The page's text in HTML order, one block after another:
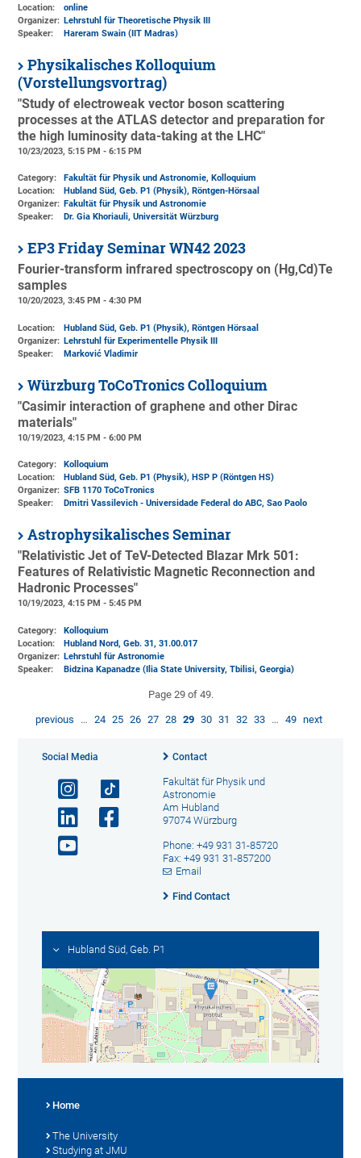
Location:
online
Organizer: Lehrstuhl für Theoretische Physik III
Speaker:
Hareram Swain (IIT Madras)
Physikalisches Kolloquium
(Vorstellungsvortrag)
"Study of electroweak vector boson scattering
processes at the ATLAS detector and preparation for
the high luminosity data-taking at the LHC"
10/23/2023, 5:15 PM - 6:15 PM
Category:
Fakultät für Physik und Astronomie, Kolloquium
Location:
Hubland Süd, Geb. P1 (Physik), Röntgen-Hörsaal
Organizer: Fakultät für Physik und Astronomie
Speaker:
Dr. Gia Khoriauli, Universität Würzburg
EP3 Friday Seminar WN42 2023
Fourier-transform infrared spectroscopy on (Hg,Cd)Te
samples
10/20/2023, 3:45 PM - 4:30 PM
Location: Hubland Süd, Geb. P1 (Physik), Röntgen Hörsaal
Organizer: Lehrstuhl für Experimentelle Physik III
Speaker:
Marković Vladimir
Würzburg ToCoTronics Colloquium
"Casimir interaction of graphene and other Dirac
materials"
10/19/2023, 4:15 PM - 6:00 PM
Category:
Kolloquium
Location:
Hubland Süd, Geb. P1 (Physik), HSP P (Röntgen HS)
Organizer: SFB 1170 ToCoTronics
Speaker:
Dmitri Vassilevich - Universidade Federal do ABC, Sao Paolo
Astrophysikalisches Seminar
"Relativistic Jet of TeV-Detected Blazar Mrk 501:
Features of Relativistic Magnetic Reconnection and
Hadronic Processes"
10/19/2023, 4:15 PM - 5:45 PM
Category:
Kolloquium
Location:
Hubland Nord, Geb. 31, 31.00.017
Organizer: Lehrstuhl für Astronomie
Speaker:
Bidzina Kapanadze (Ilia State University, Tbilisi, Georgia)
Page 29 of 49.
previous … 24 25 26 27 28 29 30 31 32 33 … 49 next
Social Media Contact
Fakultät für Physik und
Astronomie
Am Hubland
97074 Würzburg
Phone: +49 931 31-85720
Fax: +49 931 31-857200
Email
Find Contact
Hubland Süd, Geb. P1
Home
The University
Studying at JMU